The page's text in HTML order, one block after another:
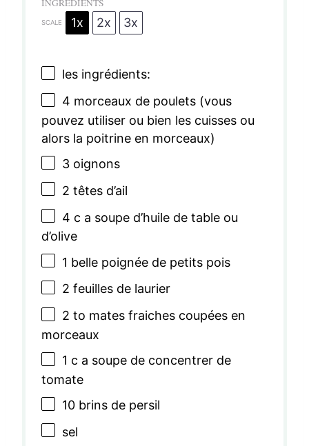
INGRÉDIENTS
SCALE 1x 2x 3x
les ingrédients:
4 morceaux de poulets (vous
pouvez utiliser ou bien les cuisses ou
alors la poitrine en morceaux)
3oignons
2 têtes d’ail
4 c a soupe d’huile de table ou
d’olive
1 belle poignée de petits pois
2 feuilles de laurier
2 to mates fraiches coupées en
morceaux
1 c a soupe de concentrer de
tomate
10brins de persil
sel